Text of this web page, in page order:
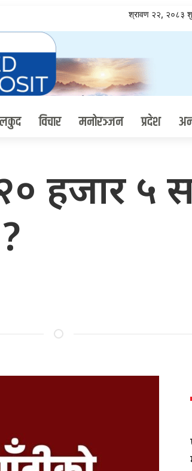
श्रावण २२, २०८३
विचार मनोरञ्जन प्रदेश
हजार ५